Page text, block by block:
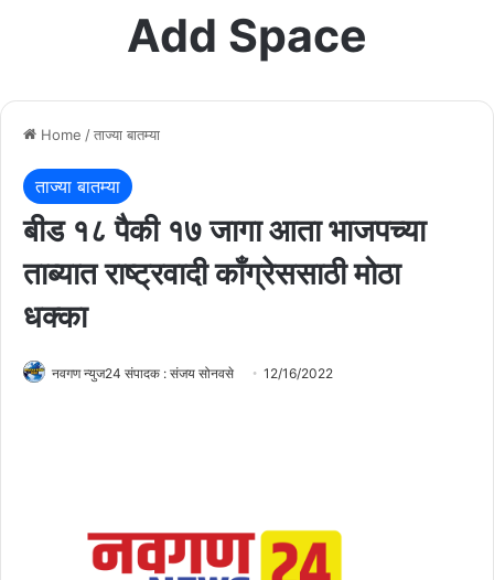
Add Space
Home /ताज्या बातम्या
ताज्या बातम्या
बीड १८ पैकी १७ जागा आता भाजपच्या
ताब्यात राष्ट्रवादी काँग्रेससाठी मोठा
धक्का
नवगण न्युज24 संपादक : संजय सोनवसे 12/16/2022